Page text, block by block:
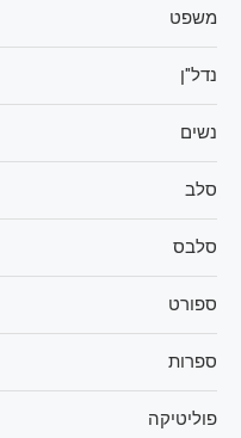
משפט
נדל"ן
נשים
סלב
סלבס
ספורט
ספרות
פוליטיקה